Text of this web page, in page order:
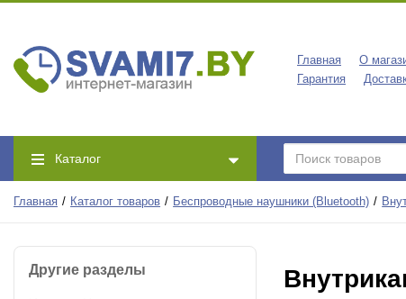
Главная О
Гарантия
Каталог
Главная Каталог товаров Беспроводные наушники (Bluetooth)
Другие разделы